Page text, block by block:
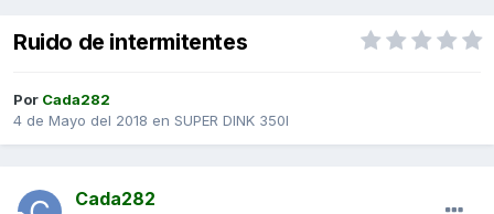
Ruido de intermitentes
Por Cada282
4 de Mayo del 2018 en SUPER DINK 350I
Cada282